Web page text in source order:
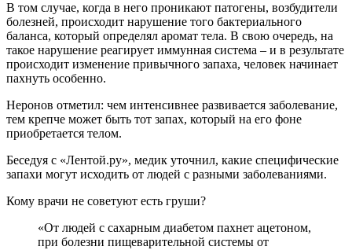
В том случае, когда в него проникают патогены, возбудители
болезней, происходит нарушение того бактериального
баланса, который определял аромат тела. В свою очередь, на
такое нарушение реагирует иммунная система – и в результате
происходит изменение привычного запаха, человек начинает
пахнуть особенно.
Неронов отметил: чем интенсивнее развивается заболевание,
тем крепче может быть тот запах, который на его фоне
приобретается телом.
Беседуя с «Лентой.ру», медик уточнил, какие специфические
запахи могут исходить от людей с разными заболеваниями.
Кому врачи не советуют есть груши?
«От людей с сахарным диабетом пахнет ацетоном,
при болезни пищеварительной системы от